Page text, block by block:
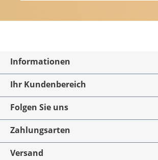
Informationen
Ihr Kundenbereich
Folgen Sie uns
Zahlungsarten
Versand